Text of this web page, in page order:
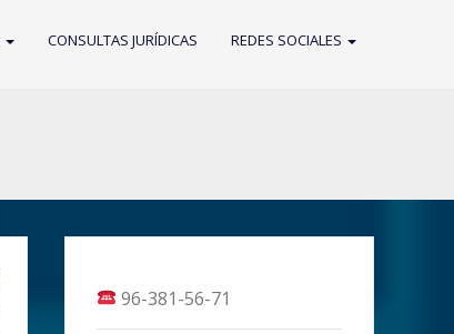
CONSULTAS JURÍDICAS REDES SOCIALES
96-381-56-71